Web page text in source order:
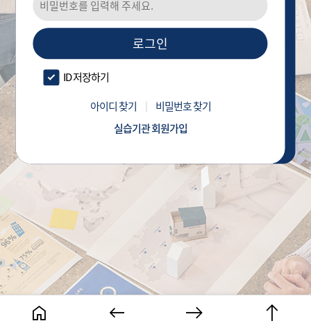
로그인
ID 저장하기
아이디 찾기
비밀번호 찾기
실습기관 회원가입
home keyboard_backspace east north